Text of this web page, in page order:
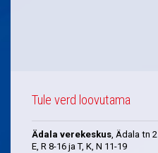
Tule verd loovutama
Ädala verekeskus, Ädala tn 2
E, R 8-16 ja T, K, N 11-19